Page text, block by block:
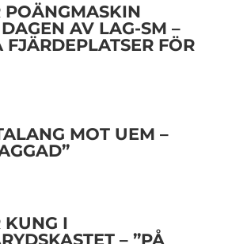
POÄNGMASKIN
AV LAG-SM –
FÖR
MOT UEM –
KUNG I
– ”PÅ